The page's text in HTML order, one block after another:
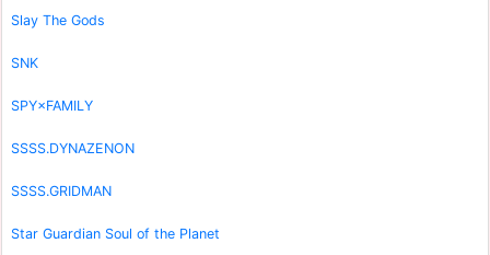
Slay The Gods
SNK
SPY×FAMILY
SSSS.DYNAZENON
SSSS.GRIDMAN
Star Guardian Soul of the Planet